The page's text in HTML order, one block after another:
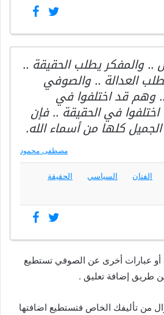
.. والمفكر يطلب الحقيقة ..
العدالة .. والصوفي
وهم قد اختلفوا في
في الحقيقة .. فإن
كلها من أسماء الله.
مصطفى محمود
الفنان السياسي
الحقيقة
أو عبارات أخرى عن الصوفي تستطيع
طريق إضافة تعليق .
من تأليفك الخاص فتستطيع اضافتها